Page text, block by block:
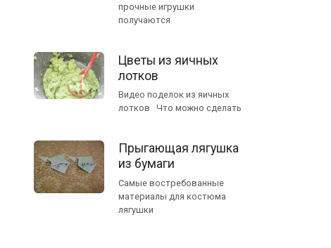
прочные игрушки
получаются
Цветы из яичных
лотков
Видео поделок из яичных
лотков Что можно сделать
Прыгающая лягушка
из бумаги
Самые востребованные
материалы для костюма
лягушки